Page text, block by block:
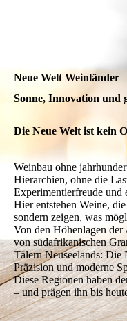
Neue Welt Weinländer
Sonne, Innovation und
Die Neue Welt ist kein
Weinbau ohne
Hierarchien, ohne die
Experimentierfreude und
Hier entstehen Weine,
sondern zeigen, was
Von den Höhenlagen
von südafrikanischen
Tälern Neuseelands:
Präzision und moderne
Diese Regionen haben
– und prägen ihn bis